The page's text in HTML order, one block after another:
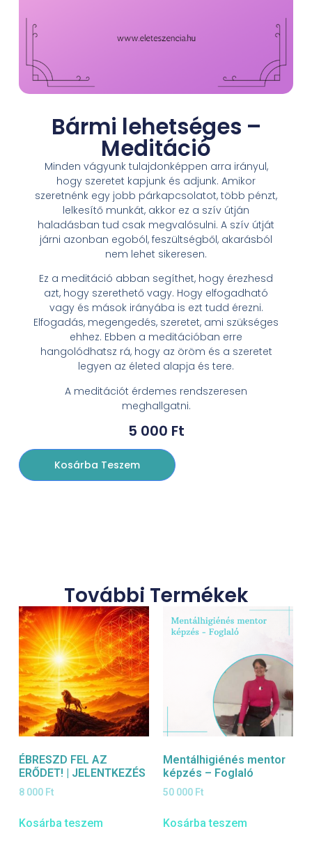
Bármi lehetséges –
Meditáció
Minden vágyunk tulajdonképpen arra irányul,
hogy szeretet kapjunk és adjunk. Amikor
szeretnénk egy jobb párkapcsolatot, több pénzt,
lelkesítő munkát, akkor ez a szív útján
haladásban tud csak megvalósulni. A szív útját
járni azonban egoból, feszültségből, akarásból
nem lehet sikeresen.
Ez a meditáció abban segíthet, hogy érezhesd
azt, hogy szerethető vagy. Hogy elfogadható
vagy és mások irányába is ezt tudd érezni.
Elfogadás, megengedés, szeretet, ami szükséges
ehhez. Ebben a meditációban erre
hangolódhatsz rá, hogy az öröm és a szeretet
legyen az életed alapja és tere.
A meditációt érdemes rendszeresen
meghallgatni.
5 000 Ft
Kosárba Teszem
További Termékek
ÉBRESZD FEL AZ
ERŐDET! | JELENTKEZÉS
8 000 Ft
Kosárba teszem
Mentálhigiénés mentor
képzés – Foglaló
50 000 Ft
Kosárba teszem